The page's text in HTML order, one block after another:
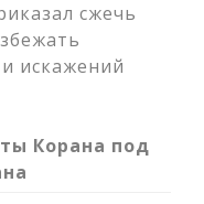
сжечь
искажений
Корана под